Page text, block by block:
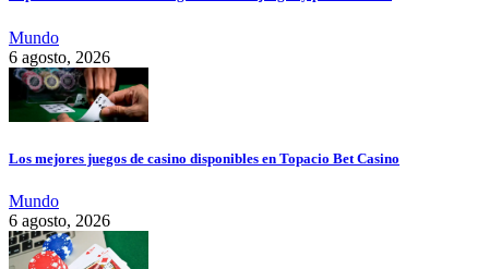
Mundo
6 agosto, 2026
Los mejores juegos de casino disponibles en Topacio Bet Casino
Mundo
6 agosto, 2026